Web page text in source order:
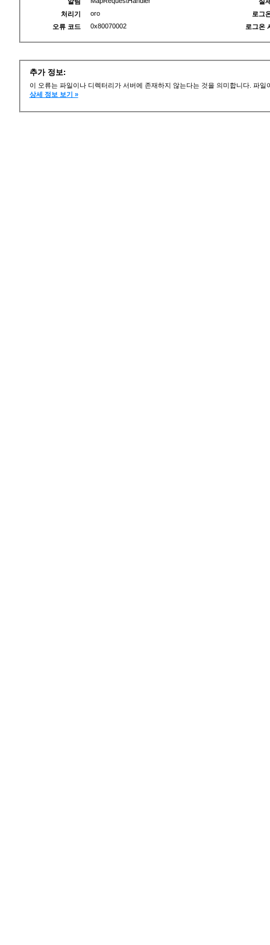
처리기
oro
오류 코드
0x80070002
로그
로그온
추가 정보:
이 오류는 파일이나 디렉터리가 서버에 존재하지 않는다는 것을 의미합니다. 파
상세 정보 보기 »